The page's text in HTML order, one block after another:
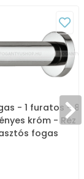
- 1 furatos -
króm - Réz
fogas